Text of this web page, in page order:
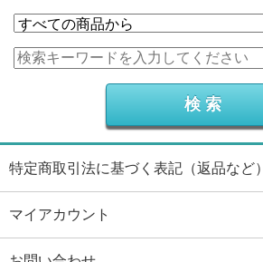
特定商取引法に基づく表記（返品など）
マイアカウント